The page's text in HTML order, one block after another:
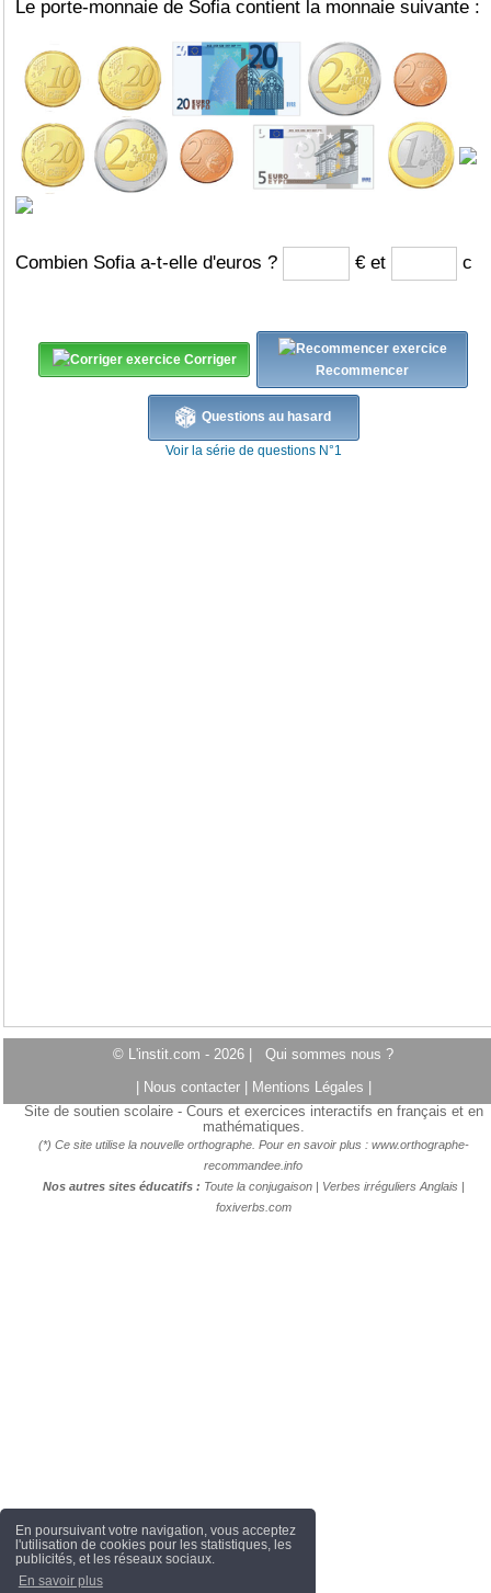
En poursuivant votre navigation, vous acceptez
l'utilisation de cookies pour les statistiques, les
publicités, et les réseaux sociaux.
En savoir plus
Le porte-monnaie de Sofia contient la monnaie suivante :
Combien Sofia a-t-elle d'euros ? € et c
Corriger
Recommencer
Questions au hasard
Voir la série de questions N°1
© L'instit.com - 2026 | Qui sommes nous ?
Nous contacter Mentions Légales
Site de soutien scolaire - Cours et exercices interactifs en français et en
mathématiques.
(*) Ce site utilise la nouvelle orthographe. Pour en savoir plus : www.orthographe-
recommandee.info
Nos autres sites éducatifs : Toute la conjugaison| Verbes irréguliers Anglais
foxiverbs.com